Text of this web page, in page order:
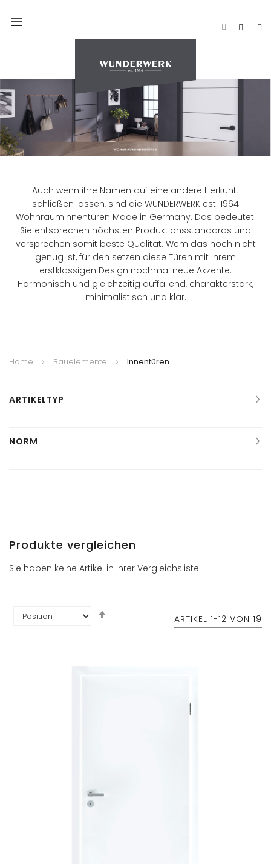
Auch wenn ihre Namen auf eine andere Herkunft
schließen lassen, sind die WUNDERWERK est. 1964
Wohnrauminnentüren Made in Germany. Das bedeutet:
Sie entsprechen höchsten Produktionsstandards und
versprechen somit beste Qualität. Wem das noch nicht
genug ist, für den setzen diese Tü­ren mit ihrem
erstklassigen Design nochmal neue Akzente.
Harmonisch und gleichzeitig auffallend, charakterstark,
minimalistisch und klar.
Home Bauelemente Innentüren
ARTIKELTYP
NORM
Produkte vergleichen
Sie haben keine Artikel in Ihrer Vergleichsliste
ARTIKEL 1-12 VON 19